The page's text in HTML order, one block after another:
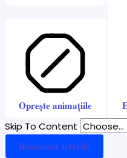
Oprește animațiile
Skip To Content
Resetează setările